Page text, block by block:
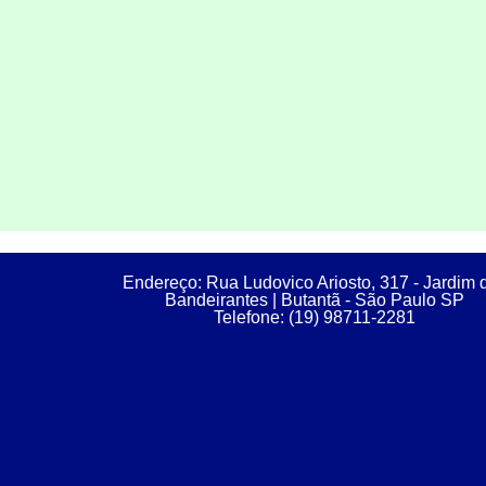
Endereço: Rua Ludovico Ariosto, 317 - Jardim
Bandeirantes | Butantã - São Paulo SP
Telefone: (19) 98711-2281